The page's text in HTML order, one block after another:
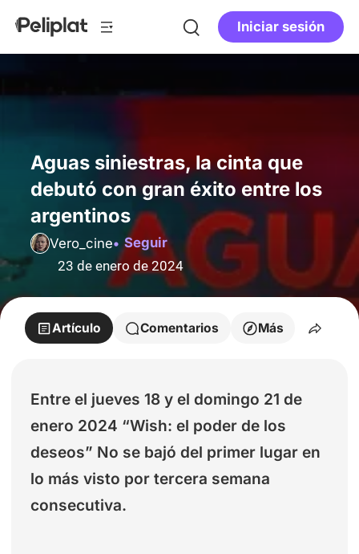
Iniciar sesión
Aguas siniestras, la cinta que
debutó con gran éxito entre los
argentinos
Vero_cine
Seguir
23 de enero de 2024
Artículo Comentarios Más
Entre el jueves 18 y el domingo 21 de
enero 2024 “Wish: el poder de los
deseos” No se bajó del primer lugar en
lo más visto por tercera semana
consecutiva.